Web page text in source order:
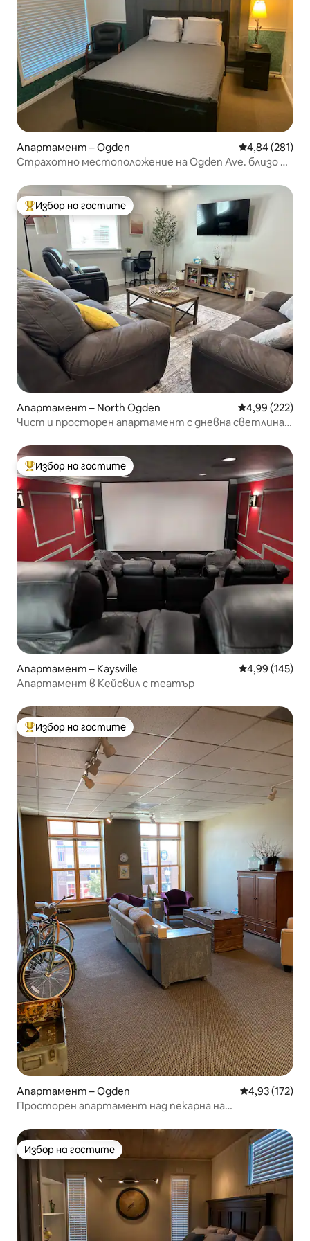
Апартамент – Ogden Средна
4,84 (281)
Страхотно местоположение на Ogden Ave. близо до
Най-популярен избор на гостите
Избор на гостите
Апартамент – North Ogden Средна
4,99 (222)
Чист и просторен апартамент с дневна светлина в
Най-популярен избор на гостите
Избор на гостите
Апартамент – Kaysville Средна
4,99 (145)
Апартамент в Кейсвил с театър
Най-популярен избор на гостите
Избор на гостите
Апартамент – Ogden Средна
4,93 (172)
Просторен апартамент над пекарна на
Избор на гостите
Избор на гостите